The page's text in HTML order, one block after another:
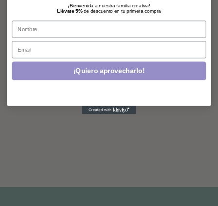
¡Bienvenida a nuestra familia creativa!
Llévate 5%de descuento en tu primera compra
Name
Email
¡Quiero aprovecharlo!